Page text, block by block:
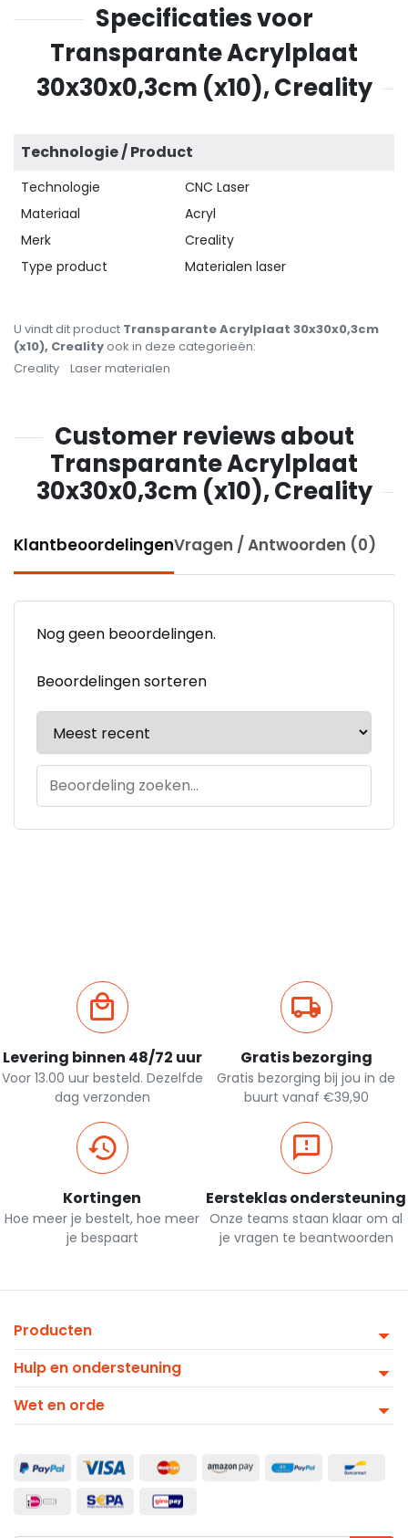
Specificaties voor
Transparante Acrylplaat
30x30x0,3cm (x10), Creality
Technologie / Product
Technologie
CNC Laser
Materiaal
Acryl
Merk
Creality
Type product
Materialen laser
U vindt dit product Transparante Acrylplaat 30x30x0,3cm
(x10), Creality ook in deze categorieën:
Creality
Laser materialen
Customer reviews about
Transparante Acrylplaat
30x30x0,3cm (x10), Creality
KlantbeoordelingenVragen / Antwoorden (0)
Nog geen beoordelingen.
Beoordelingen sorteren
Levering binnen 48/72 uur
Voor 13.00 uur besteld. Dezelfde
dag verzonden
Gratis bezorging
Gratis bezorging bij jou in de
buurt vanaf €39,90
Kortingen
Hoe meer je bestelt, hoe meer
je bespaart
Eersteklas ondersteuning
Onze teams staan klaar om al
je vragen te beantwoorden
Producten
Hulp en ondersteuning
Wet en orde